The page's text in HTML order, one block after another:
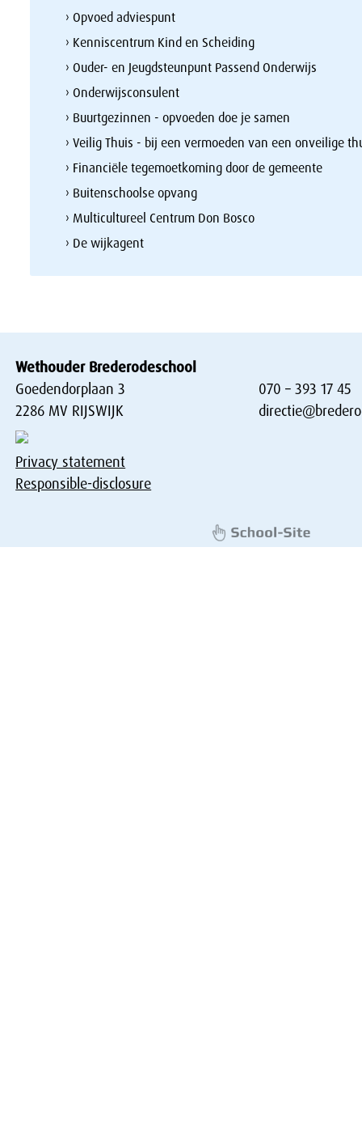
› Opvoed adviespunt
› Kenniscentrum Kind en Scheiding
› Ouder- en Jeugdsteunpunt Passend Onderwijs
› Onderwijsconsulent
› Buurtgezinnen - opvoeden doe je samen
› Veilig Thuis - bij een vermoeden van een onveilige
› Financiële tegemoetkoming door de gemeente
› Buitenschoolse opvang
› Multicultureel Centrum Don Bosco
› De wijkagent
Wethouder Brederodeschool
Goedendorplaan 3
2286 MV RIJSWIJK
070 – 393 17 45
Privacy statement
Responsible-disclosure